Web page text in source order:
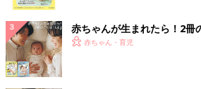
赤ちゃんが生まれたら！2冊
赤ちゃん・育児